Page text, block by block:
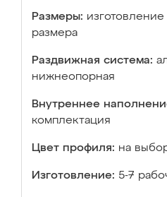
Размеры:
размера
Раздвижная система:
нижнеопорная
Внутреннее
комплектация
Цвет профиля: на
Изготовление: 5-7